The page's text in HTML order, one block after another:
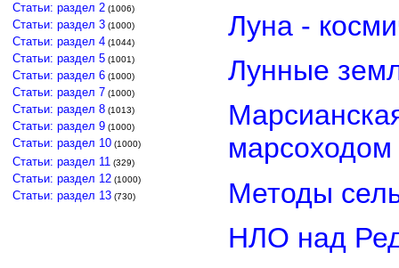
Статьи: раздел 2 (1006)
Статьи: раздел 3 (1000)
Статьи: раздел 4 (1044)
Статьи: раздел 5 (1001)
Статьи: раздел 6 (1000)
Статьи: раздел 7 (1000)
Статьи: раздел 8 (1013)
Статьи: раздел 9 (1000)
Статьи: раздел 10 (1000)
Статьи: раздел 11 (329)
Статьи: раздел 12 (1000)
Статьи: раздел 13 (730)
Луна -
Лунные
марсоходом
Методы
НЛО над